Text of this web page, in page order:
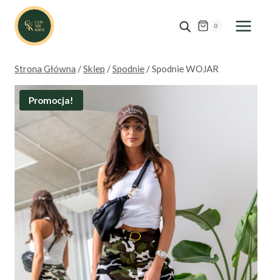
Przejdź
treści
0
Strona Główna /Sklep /Spodnie /Spodnie WOJAR
Promocja!